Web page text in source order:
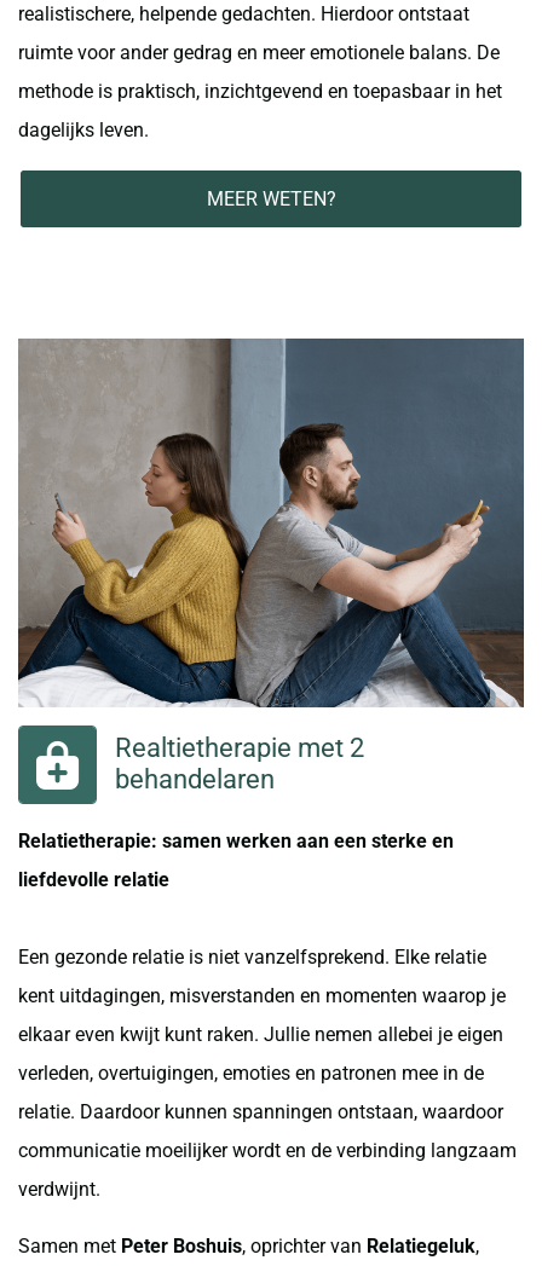
realistischere, helpende gedachten. Hierdoor ontstaat
ruimte voor ander gedrag en meer emotionele balans. De
methode is praktisch, inzichtgevend en toepasbaar in het
dagelijks leven.
MEER WETEN?
Realtietherapie met 2
behandelaren
Relatietherapie: samen werken aan een sterke en
liefdevolle relatie
Een gezonde relatie is niet vanzelfsprekend. Elke relatie
kent uitdagingen, misverstanden en momenten waarop je
elkaar even kwijt kunt raken. Jullie nemen allebei je eigen
verleden, overtuigingen, emoties en patronen mee in de
relatie. Daardoor kunnen spanningen ontstaan, waardoor
communicatie moeilijker wordt en de verbinding langzaam
verdwijnt.
Samen met Peter Boshuis, oprichter van Relatiegeluk,